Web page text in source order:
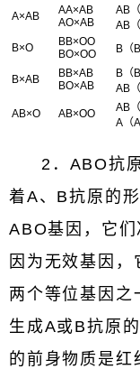
A×AB
AA×AB
AO×AB
AB
AB
B×O
BB×OO
BO×OO
B（
B×AB
BB×AB
BO×AB
B（
AB
AB×O
AB×OO
AB
A（
2．ABO抗
着A、B抗原的
ABO基因，它
因为无效基因
两个等位基因之
生成A或B抗原
的前身物质是